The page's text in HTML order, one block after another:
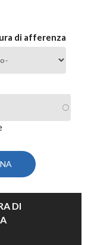
di afferenza
DI